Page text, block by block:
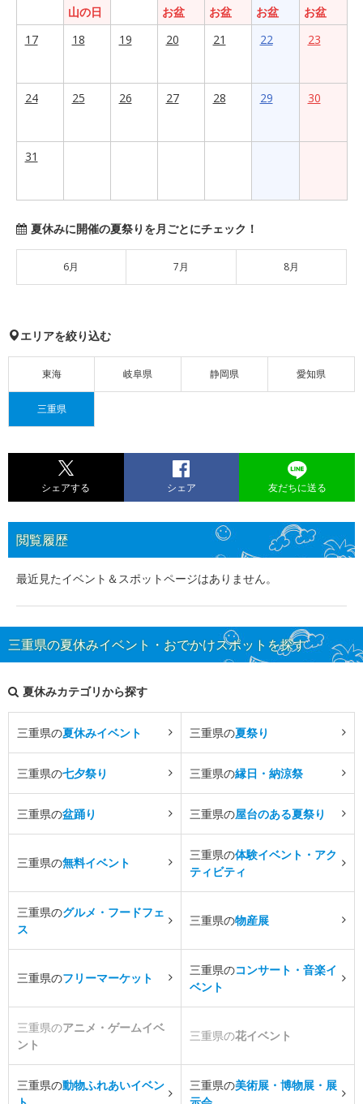
山の日
お盆
お盆
お盆
お盆
17
18 19 20 21 22 23
24 25 26 27 28 29 30
31
夏休みに開催の夏祭りを月ごとにチェック！
6月 7月 8月
エリアを絞り込む
東海 岐阜県 静岡県 愛知県
三重県
シェアする シェア 友だちに送る
閲覧履歴
最近見たイベント＆スポットページはありません。
三重県の夏休みイベント・おでかけスポットを探す
夏休みカテゴリから探す
三重県の夏休みイベント 三重県の夏祭り
三重県の七夕祭り 三重県の縁日・納涼祭
三重県の盆踊り 三重県の屋台のある夏祭り
三重県の無料イベント
三重県の体験イベント・アク
ティビティ
三重県のグルメ・フードフェ
ス
三重県の物産展
三重県のフリーマーケット
三重県のコンサート・音楽イ
ベント
三重県のアニメ・ゲームイベ
ント
三重県の花イベント
三重県の動物ふれあいイベン
三重県の美術展・博物展・展